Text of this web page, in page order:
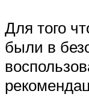
Для того
были в